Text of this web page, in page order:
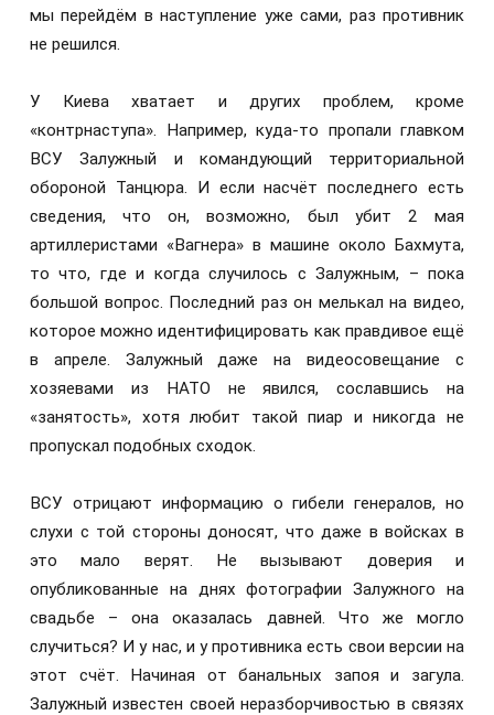
мы перейдём в наступление уже сами, раз противник
не решился.
У Киева хватает и других проблем, кроме
«контрнаступа». Например, куда-то пропали главком
ВСУ Залужный и командующий территориальной
обороной Танцюра. И если насчёт последнего есть
сведения, что он, возможно, был убит 2 мая
артиллеристами «Вагнера» в машине около Бахмута,
то что, где и когда случилось с Залужным, – пока
большой вопрос. Последний раз он мелькал на видео,
которое можно идентифицировать как правдивое ещё
в апреле. Залужный даже на видеосовещание с
хозяевами из НАТО не явился, сославшись на
«занятость», хотя любит такой пиар и никогда не
пропускал подобных сходок.
ВСУ отрицают информацию о гибели генералов, но
слухи с той стороны доносят, что даже в войсках в
это мало верят. Не вызывают доверия и
опубликованные на днях фотографии Залужного на
свадьбе – она оказалась давней. Что же могло
случиться? И у нас, и у противника есть свои версии на
этот счёт. Начиная от банальных запоя и загула.
Залужный известен своей неразборчивостью в связях